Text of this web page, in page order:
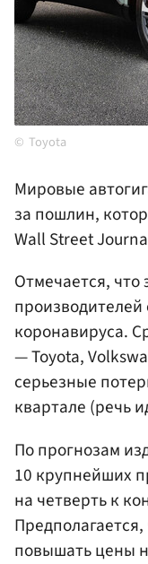
Toyota
Мировые
за пошлин,
Wall Street
Отмечается,
коронавируса.
— Toyota,
серьезные
квартале (речь
По прогнозам
10 крупнейших
на четверть к
повышать цены